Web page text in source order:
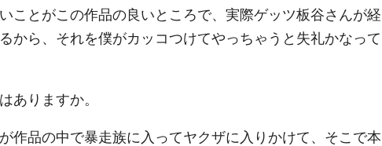
ことがこの作品の良いところで、実際ゲッツ板谷さんが経
から、それを僕がカッコつけてやっちゃうと失礼かなって
りますか。
作品の中で暴走族に入ってヤクザに入りかけて、そこで本